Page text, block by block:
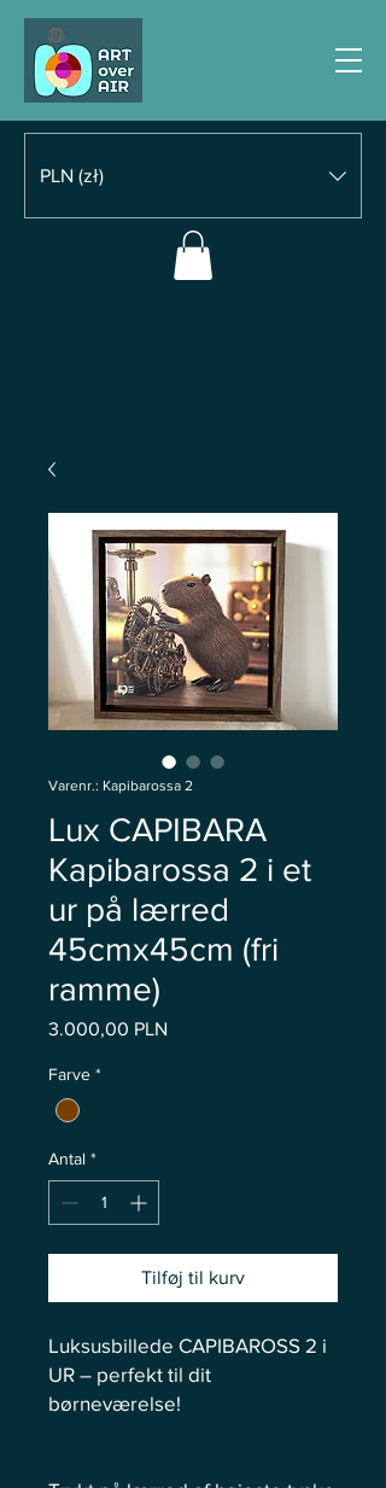
PLN (zł)
Varenr.: Kapibarossa 2
Lux CAPIBARA
Kapibarossa 2 i et
ur på lærred
45cmx45cm (fri
ramme)
3.000,00 PLN
Farve *
Antal *
Tilføj til kurv
Luksusbillede CAPIBAROSS 2 i
UR – perfekt til dit
børneværelse!